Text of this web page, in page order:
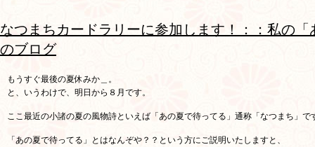
なつまちカードラリーに参加します！：：私の
のブログ
もうすぐ最後の夏休みか＿。
と、いうわけで、明日から８月です。
ここ最近の小諸の夏の風物詩といえば「あの夏で待ってる」通称「なつまち」で
「あの夏で待ってる」とはなんぞや？？という方にご説明いたしますと、